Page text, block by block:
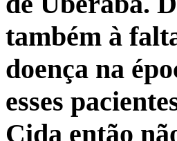
também à
doença na
esses
Cida então